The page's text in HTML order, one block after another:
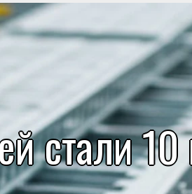
стали